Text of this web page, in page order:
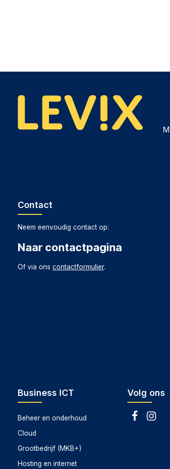
Volg ons
Contact
Neem eenvoudig contact op:
Naar contactpagina
Of via ons contactformulier.
Business ICT
Beheer en onderhoud
Cloud
Grootbedrijf (MKB+)
Hosting en internet